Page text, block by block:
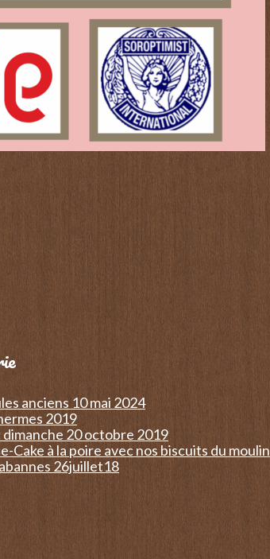
anciens 10 mai 2024
2019
dimanche 20 octobre 2019
Cake à la poire avec nos biscuits du moulin
26juillet18